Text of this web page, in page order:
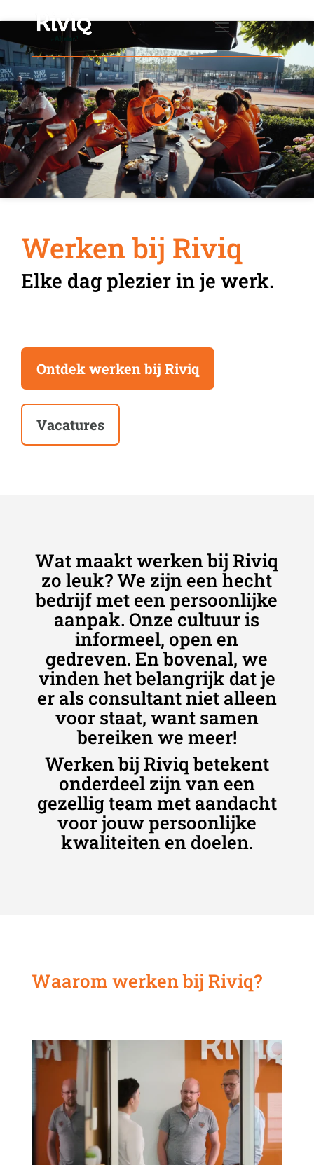
Werken bij Riviq
Elke dag plezier in je werk.
Ontdek werken bij Riviq
Vacatures
Wat maakt werken bij Riviq
zo leuk? We zijn een hecht
bedrijf met een persoonlijke
aanpak. Onze cultuur is
informeel, open en
gedreven. En bovenal, we
vinden het belangrijk dat je
er als consultant niet alleen
voor staat, want samen
bereiken we meer!
Werken bij Riviq betekent
onderdeel zijn van een
gezellig team met aandacht
voor jouw persoonlijke
kwaliteiten en doelen.
Waarom werken bij Riviq?